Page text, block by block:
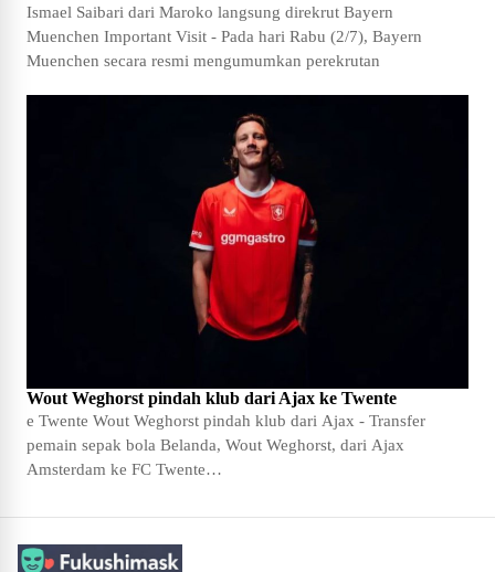
Ismael Saibari dari Maroko langsung direkrut Bayern
Muenchen Important Visit - Pada hari Rabu (2/7), Bayern
Muenchen secara resmi mengumumkan perekrutan
Wout Weghorst pindah klub dari Ajax ke Twente
e Twente Wout Weghorst pindah klub dari Ajax - Transfer
pemain sepak bola Belanda, Wout Weghorst, dari Ajax
Amsterdam ke FC Twente…